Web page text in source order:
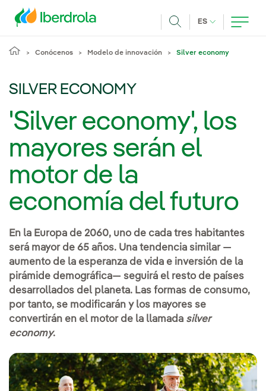
ES IDIOMA
Conócenos Modelo de innovación Silver economy
SILVER ECONOMY
'Silver economy', los
mayores serán el
motor de la
economía del futuro
En la Europa de 2060, uno de cada tres habitantes
será mayor de 65 años. Una tendencia similar —
aumento de la esperanza de vida e inversión de la
pirámide demográfica— seguirá el resto de países
desarrollados del planeta. Las formas de consumo,
por tanto, se modificarán y los mayores se
convertirán en el motor de la llamada silver
economy.